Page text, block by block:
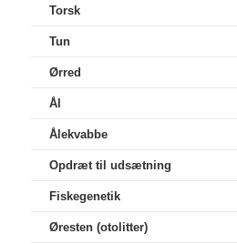
Torsk
Tun
Ørred
Ål
Ålekvabbe
Opdræt til udsætning
Fiskegenetik
Øresten (otolitter)